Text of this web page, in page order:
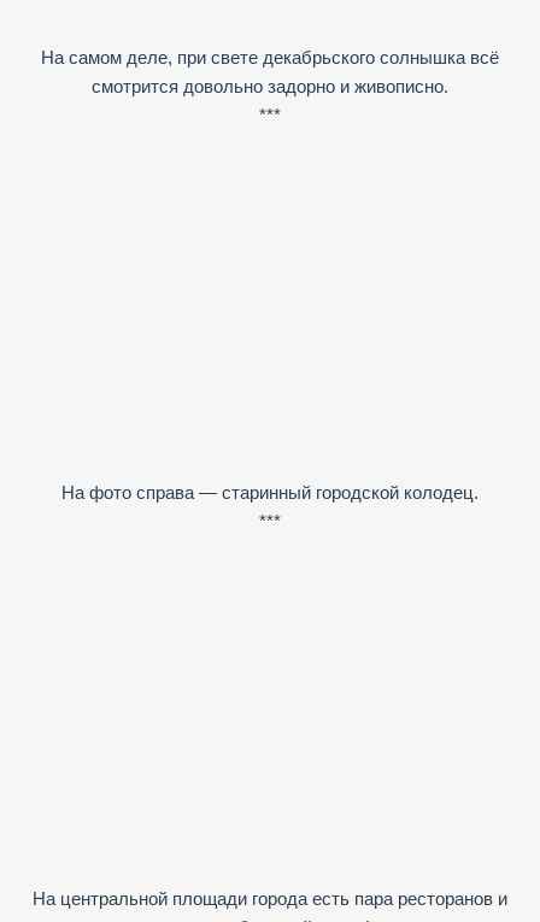
На самом деле, при свете декабрьского солнышка всё
смотрится довольно задорно и живописно.
***
На фото справа — старинный городской колодец.
***
На центральной площади города есть пара ресторанов и